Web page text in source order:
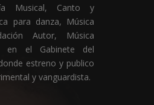
Musical, Canto y
para danza, Música
Autor, Música
en el Gabinete del
estreno y publico
y vanguardista.